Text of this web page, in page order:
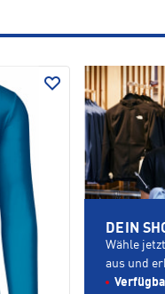
DEIN
Wähle
aus und